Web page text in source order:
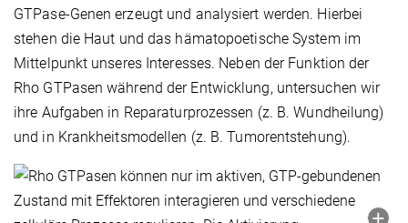
GTPase-Genen erzeugt und analysiert werden. Hierbei
stehen die Haut und das hämatopoetische System im
Mittelpunkt unseres Interesses. Neben der Funktion der
Rho GTPasen während der Entwicklung, untersuchen wir
ihre Aufgaben in Reparaturprozessen (z. B. Wundheilung)
und in Krankheitsmodellen (z. B. Tumorentstehung).